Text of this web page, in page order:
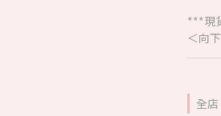
***現
＜向
全